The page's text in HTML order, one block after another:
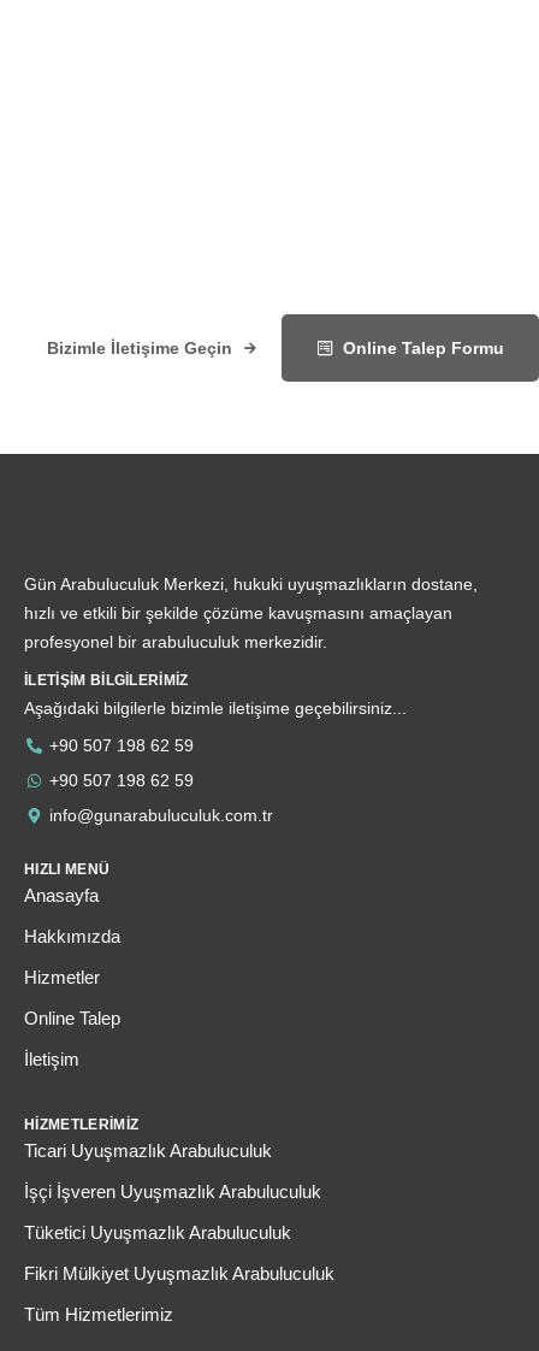
Bizimle İletişime Geçin Online Talep Formu
Gün Arabuluculuk Merkezi, hukuki uyuşmazlıkların dostane,
hızlı ve etkili bir şekilde çözüme kavuşmasını amaçlayan
profesyonel bir arabuluculuk merkezidir.
İLETIŞIM BILGILERIMIZ
Aşağıdaki bilgilerle bizimle iletişime geçebilirsiniz...
+90 507 198 62 59
+90 507 198 62 59
info@gunarabuluculuk.com.tr
HIZLI MENÜ
Anasayfa
Hakkımızda
Hizmetler
Online Talep
İletişim
HIZMETLERIMIZ
Ticari Uyuşmazlık Arabuluculuk
İşçi İşveren Uyuşmazlık Arabuluculuk
Tüketici Uyuşmazlık Arabuluculuk
Fikri Mülkiyet Uyuşmazlık Arabuluculuk
Tüm Hizmetlerimiz